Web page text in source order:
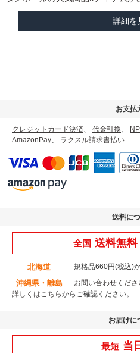
詳細を
お支払
クレジットカード決済、 代金引換、
AmazonPay、 ラクスル請求書払い
送料に
全国 送料無料
北海道 規格品660円(税込)
沖縄県・離島
お問い合わせくださ
詳しくはこちらからご確認ください。
お届けに
最短 当